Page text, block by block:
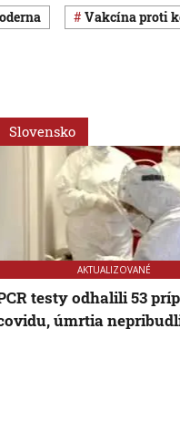
Moderna vakcína proti
Slovensko
AKTUALIZOVANÉ
testy odhalili 53
úmrtia